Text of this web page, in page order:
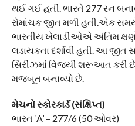
થઈ ગઈ હતી. ભારતે 277 રન
રોમાંચક જીત મળી હતી.એક સમયે
ભારતીય ખેલાડીઓએ અંતિમ
લડાયકતા દર્શાવી હતી. આ જીત
સિરીઝમાં વિજયી શરૂઆત કરી છે
મજબૂત બનાવ્યો છે.
મેચનો સ્કોરકાર્ડ (સંક્ષિપ્ત)
ભારત ‘A’ – 277/6 (50 ઓવર)